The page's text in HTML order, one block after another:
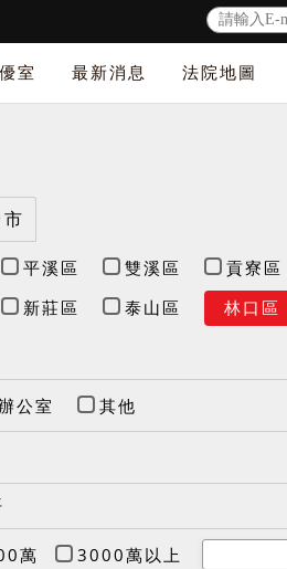
室 最新消息 法院地圖
平溪區 雙溪區 貢寮區
新莊區 泰山區 林口區
公室 其他
萬 3000萬以上